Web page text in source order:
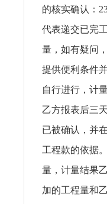
的核实确认：
代表递交已完
量，如有疑问
提供便利条件
自行进行，计
乙方报表后三
已被确认，并
工程款的依据
量，计量结果
加的工程量和